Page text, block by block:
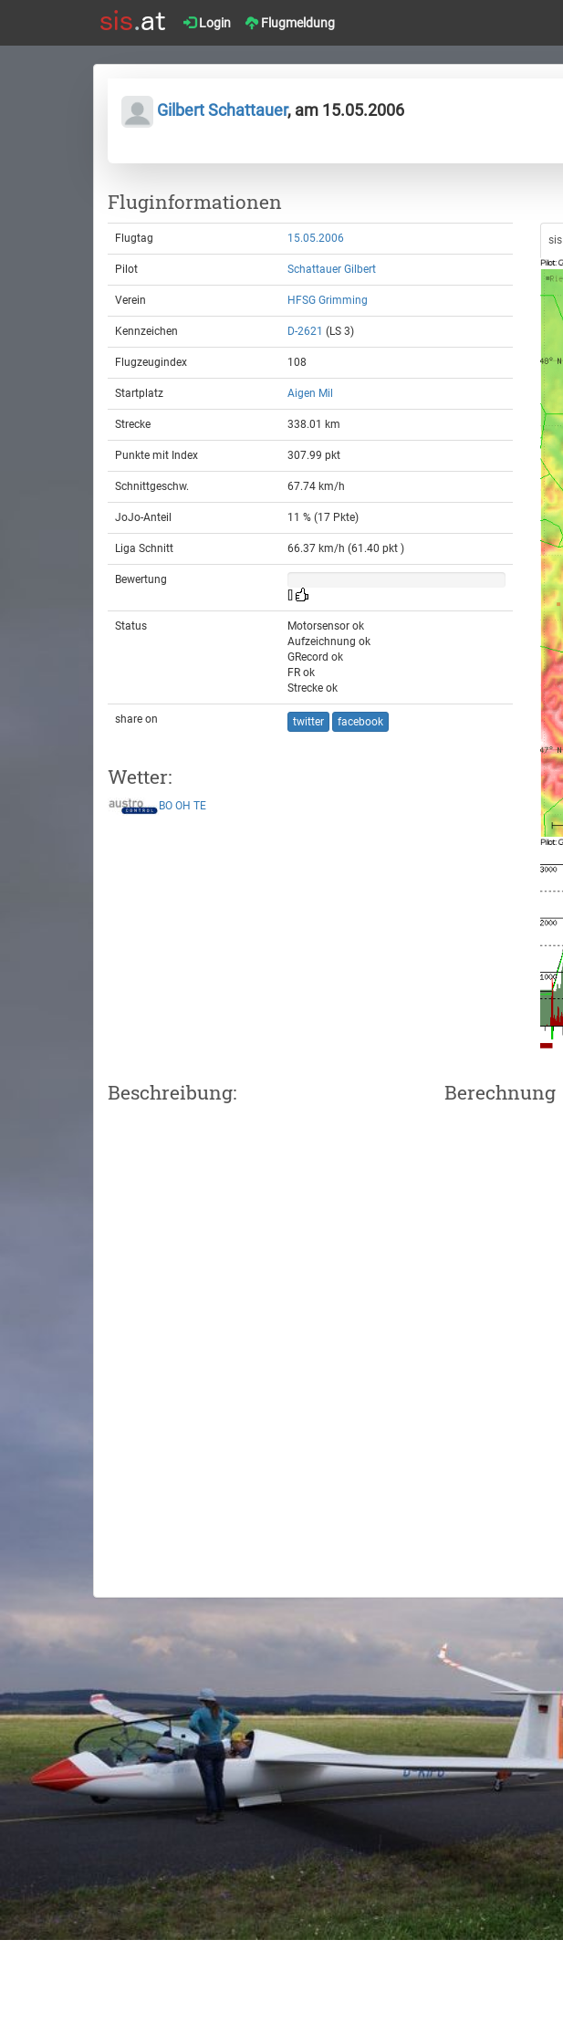
Login Flugmeldung
Gilbert Schattauer, am 15.05.2006
Fluginformationen
Flugtag 15.05.2006
Pilot Schattauer Gilbert
Verein HFSG Grimming
Kennzeichen D-2621 (LS 3)
Flugzeugindex 108
Startplatz Aigen Mil
Strecke 338.01 km
Punkte mit Index 307.99 pkt
Schnittgeschw. 67.74 km/h
JoJo-Anteil 11 % (17 Pkte)
Liga Schnitt 66.37 km/h (61.40 pkt )
Bewertung
[]
Status
Motorsensor ok
Aufzeichnung ok
GRecord ok
FR ok
Strecke ok
share on twitter facebook
Wetter:
BO OH TE
sis
Beschreibung: Berechnung